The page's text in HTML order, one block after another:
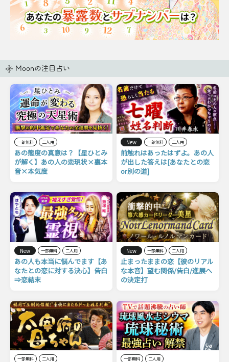
Moonの注目占い
一部無料 二人用
あの態度の真意は？【星ひとみ
が解く】あの人の恋現状×裏本
音×本気度
New 一部無料 二人用
前触れはあったはずよ。あの人
が出した答えは[あなたとの恋
or別の道]
New 一部無料 二人用
あの人も本当に悩んでます【あ
なたとの恋に対する決心】告白
⇒恋結末
New 一部無料 二人用
止まったままの恋【彼のリアル
な本音】望む関係/告白/進展へ
の決定打
一部無料 二人用 一部無料 二人用